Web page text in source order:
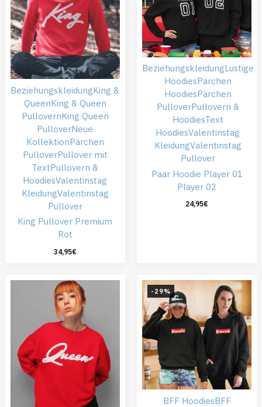
BeziehungskleidungKing &
QueenKing & Queen
PullovernKing Queen
PulloverNeue
KollektionPärchen
PulloverPullover mit
TextPullovern &
HoodiesValentinstag
KleidungValentinstag
Pullover
King Pullover Premium
Rot
34,95€
BeziehungskleidungLustige
HoodiesPärchen
HoodiesPärchen
PulloverPullovern &
HoodiesText
HoodiesValentinstag
KleidungValentinstag
Pullover
Paar Hoodie Player 01
Player 02
24,95€
-29%
BFF HoodiesBFF